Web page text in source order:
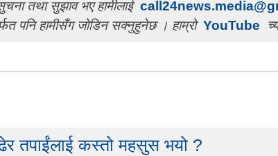
तथा सुझाव भए हामीलाई
पनि हामीसँग जोडिन सक्नुहुनेछ । हाम्रो YouTube
तपाईंलाई कस्तो महसुस भयो ?